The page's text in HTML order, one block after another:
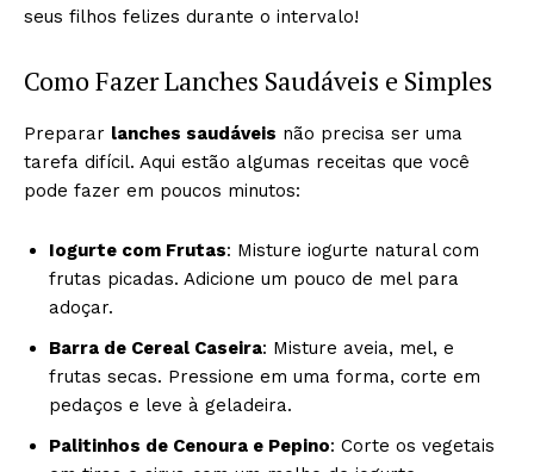
seus filhos felizes durante o intervalo!
Como Fazer Lanches Saudáveis e Simples
Preparar lanches saudáveis não precisa ser uma
tarefa difícil. Aqui estão algumas receitas que você
pode fazer em poucos minutos:
Iogurte com Frutas: Misture iogurte natural com
frutas picadas. Adicione um pouco de mel para
adoçar.
Barra de Cereal Caseira: Misture aveia, mel, e
frutas secas. Pressione em uma forma, corte em
pedaços e leve à geladeira.
Palitinhos de Cenoura e Pepino: Corte os vegetais